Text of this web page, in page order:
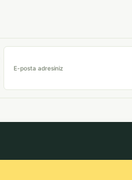
E-posta adresiniz